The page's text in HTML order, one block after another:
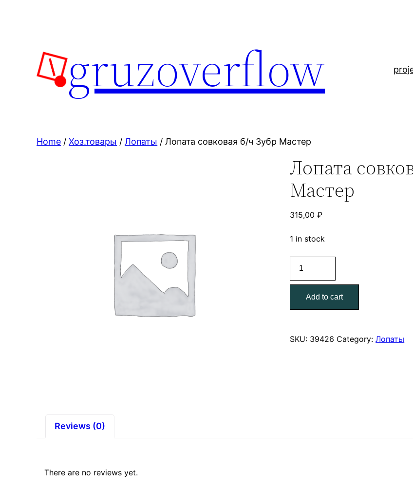
gruzoverflow
Home /Хоз.товары /Лопаты / Лопата совковая б/ч Зубр Мастер
Лопата
Мастер
315,00₽
1 in stock
б/
Зубр
quantity
Add to cart
SKU: 39426 Category:Лопаты
Reviews (0)
There are no reviews yet.